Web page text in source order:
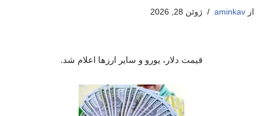
از aminkav ژوئن 28, 2026
قیمت دلار، یورو و سایر ارزها اعلام شد.